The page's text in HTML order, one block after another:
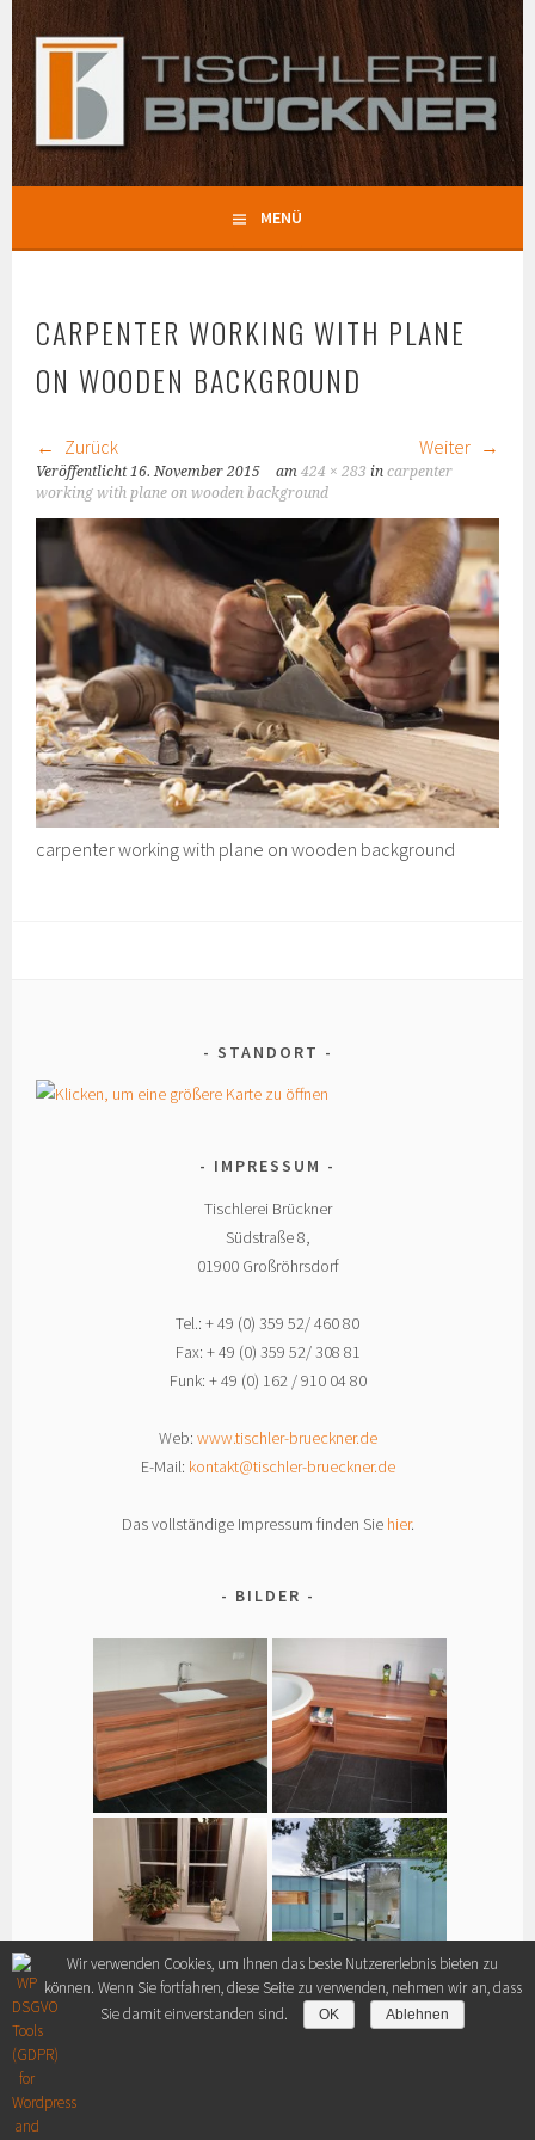
Springe
zum
Inhalt
TISCHLEREI BRÜCKNER
MENÜ
CARPENTER WORKING WITH PLANE
ON WOODEN BACKGROUND
Zurück Weiter
Veröffentlicht16. November 2015 am424 × 283 incarpenter
working with plane on wooden background
carpenter working with plane on wooden background
STANDORT
IMPRESSUM
Tischlerei Brückner
Südstraße 8,
01900 Großröhrsdorf
Tel.: + 49 (0) 359 52/ 460 80
Fax: + 49 (0) 359 52/ 308 81
Funk: + 49 (0) 162 / 910 04 80
Web: www.tischler-brueckner.de
E-Mail: kontakt@tischler-brueckner.de
Das vollständige Impressum finden Sie hier.
BILDER
PRÄSENTIERT VON AIMMOS-WEBDESIGN
Wir verwenden Cookies, um Ihnen das beste Nutzererlebnis bieten zu
können. Wenn Sie fortfahren, diese Seite zu verwenden, nehmen wir an, dass
Sie damit einverstanden sind.
OK Ablehnen